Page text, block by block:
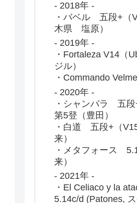
- 2018年 -
・バベル 五段+（
木県 塩原）
- 2019年 -
・Fortaleza V14（
ジル）
・Commando
- 2020年 -
・シャンバラ 五段
第5登（豊田）
・白道 五段+（
来）
・メタフォース
来）
- 2021年 -
・El Celiaco y la
5.14c/d (Patones, ス